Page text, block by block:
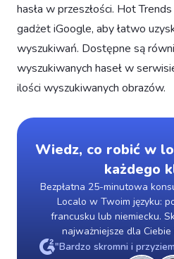
hasła w przeszłości. Hot
gadżet iGoogle, aby łatwo
wyszukiwań. Dostępne są
wyszukiwanych haseł w
ilości wyszukiwanych obrazów.
Wiedz, co robić w
każdego
Bezpłatna 25-minutowa
Localo w Twoim języku:
francusku lub niemiecku.
najważniejsze dla
"Bardzo skromni i